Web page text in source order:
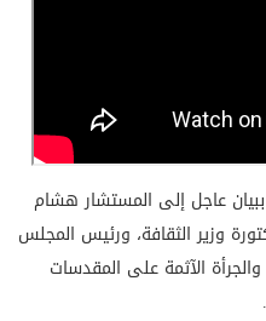
ببيان عاجل إلى المستشار هشام
وزير الثقافة، ورئيس المجلس
الآثمة على المقدسات